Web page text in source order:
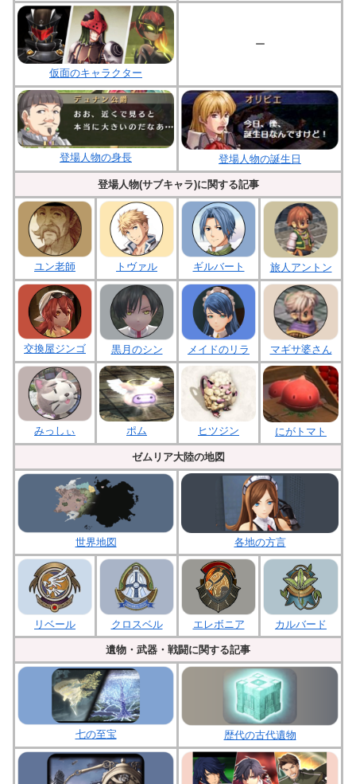
仮面のキャラクター
ー
登場人物の身長 登場人物の誕生日
登場人物(サブキャラ)に関する記事
ユン老師 トヴァル ギルバート 旅人アントン
交換屋ジンゴ 黒月のシン メイドのリラ マギサ婆さん
みっしぃ ポム ヒツジン にがトマト
ゼムリア大陸の地図
世界地図 各地の方言
リベール クロスベル エレボニア カルバード
遺物・武器・戦闘に関する記事
七の至宝 歴代の古代遺物